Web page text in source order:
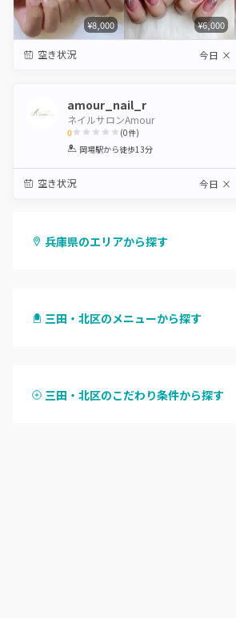
¥8,000 ¥6,000
空き状況 今日 ×
amour_nail_r
ネイルサロンAmour
0
1 2 3 4 5
(0件)
岡場駅から徒歩13分
空き状況 今日 ×
兵庫県のエリアから探す
尼崎・塚口・武庫之荘
三田・北区のメニューから探す
ハンドスカルプ
三田・北区のこだわり条件から探す